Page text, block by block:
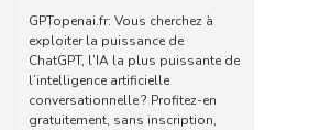
GPTopenai.fr: Vous cherchez à
exploiter la puissance de
ChatGPT, l’IA la plus puissante de
l’intelligence artificielle
conversationnelle ? Profitez-en
gratuitement, sans inscription,